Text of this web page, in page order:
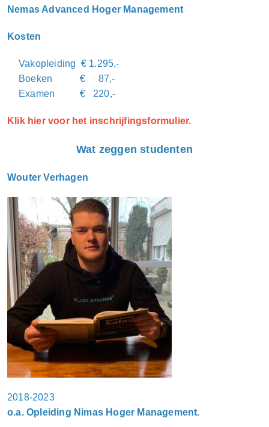
Nemas Advanced Hoger Management
Kosten
Vakopleiding € 1.295,-
Boeken € 87,-
Examen € 220,-
Klik hier voor het inschrijfingsformulier.
Wat zeggen studenten
Wouter Verhagen
2018-2023
o.a. Opleiding Nimas Hoger Management.